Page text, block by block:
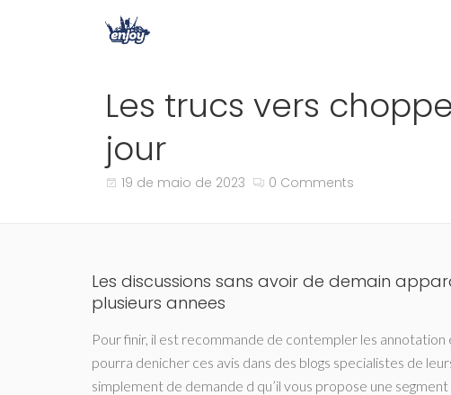
Les trucs vers
jour
19 de maio de 2023 0 Comments
Les discussions sans avoir de demain
plusieurs annees
Pour finir, il est recommande de contempler les
pourra denicher ces avis dans des blogs specialistes de
simplement de demande d qu’il vous propose une